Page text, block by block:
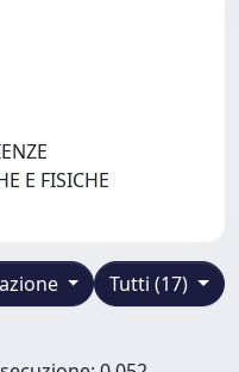
E FISICHE
Tutti (17)